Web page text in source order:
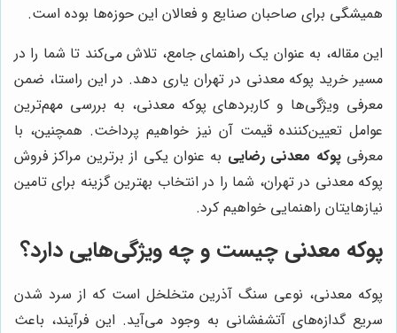
همیشگی برای صاحبان صنایع و فعالان این حوزه‌ها بوده است.
این مقاله، به عنوان یک راهنمای جامع، تلاش می‌کند تا شما را در
مسیر خرید پوکه معدنی در تهران یاری دهد. در این راستا، ضمن
معرفی ویژگی‌ها و کاربردهای پوکه معدنی، به بررسی مهم‌ترین
عوامل تعیین‌کننده قیمت آن نیز خواهیم پرداخت. همچنین، با
معرفیپوکه معدنی رضایی به عنوان یکی از برترین مراکز فروش
پوکه معدنی در تهران، شما را در انتخاب بهترین گزینه برای تامین
نیازهایتان راهنمایی خواهیم کرد.
پوکه معدنی چیست و چه ویژگی‌هایی دارد؟
پوکه معدنی، نوعی سنگ آذرین متخلخل است که از سرد شدن
سریع گدازه‌های آتشفشانی به وجود می‌آید. این فرآیند، باعث